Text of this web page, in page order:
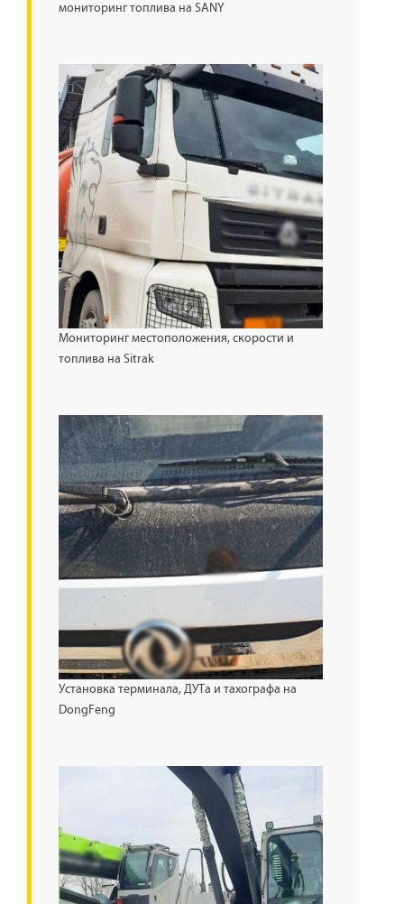
мониторинг топлива на SANY
Мониторинг местоположения, скорости и
топлива на Sitrak
Установка терминала, ДУТа и тахографа на
DongFeng